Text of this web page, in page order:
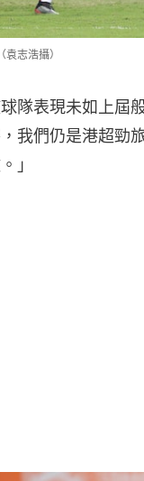
志浩攝）
隊表現未如上屆
我們仍是港超勁
」